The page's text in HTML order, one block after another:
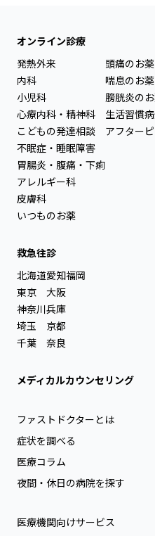
オンライン診療
発熱外来
内科
小児科
心療内科・精神科
こどもの発達相談
不眠症・睡眠障害
胃腸炎・腹痛・下痢
アレルギー科
皮膚科
いつものお薬
頭痛のお薬
喘息のお薬
膀胱炎の
生活習慣
アフター
救急往診
北海道
東京
神奈川
埼玉
千葉
愛知
大阪
兵庫
京都
奈良
福岡
メディカルカウンセリング
ファストドクターとは
症状を調べる
医療コラム
夜間・休日の病院を探す
医療機関向けサービス